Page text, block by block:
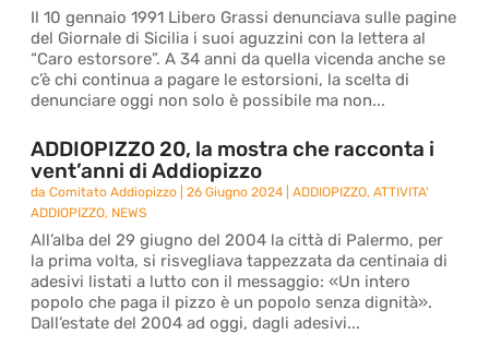
Il 10 gennaio 1991 Libero Grassi denunciava sulle pagine
del Giornale di Sicilia i suoi aguzzini con la lettera al
“Caro estorsore”. A 34 anni da quella vicenda anche se
c’è chi continua a pagare le estorsioni, la scelta di
denunciare oggi non solo è possibile ma non...
ADDIOPIZZO 20, la mostra che racconta i
vent’anni di Addiopizzo
daComitato Addiopizzo |26 Giugno 2024 |ADDIOPIZZO,ATTIVITA'
ADDIOPIZZO, NEWS
All’alba del 29 giugno del 2004 la città di Palermo, per
la prima volta, si risvegliava tappezzata da centinaia di
adesivi listati a lutto con il messaggio: «Un intero
popolo che paga il pizzo è un popolo senza dignità».
Dall’estate del 2004 ad oggi, dagli adesivi...